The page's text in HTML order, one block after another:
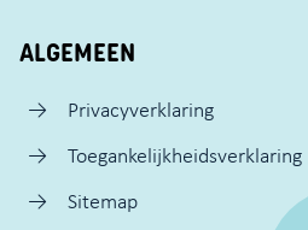
ALGEMEEN
Privacyverklaring
Toegankelijkheidsverklaring
Sitemap